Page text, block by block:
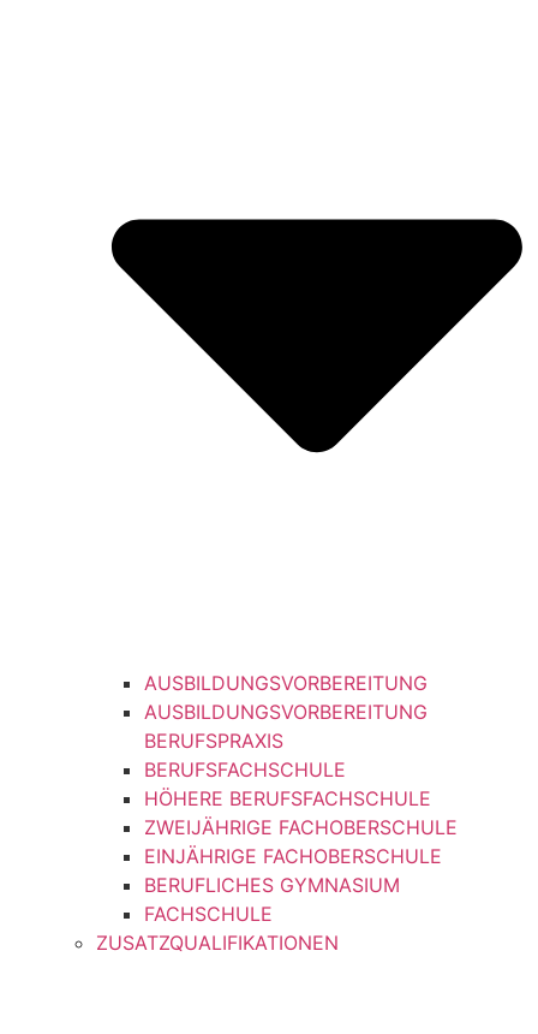
AUSBILDUNGSVORBEREITUNG
AUSBILDUNGSVORBEREITUNG
BERUFSPRAXIS
BERUFSFACHSCHULE
HÖHERE BERUFSFACHSCHULE
ZWEIJÄHRIGE FACHOBERSCHULE
EINJÄHRIGE FACHOBERSCHULE
BERUFLICHES GYMNASIUM
FACHSCHULE
ZUSATZQUALIFIKATIONEN